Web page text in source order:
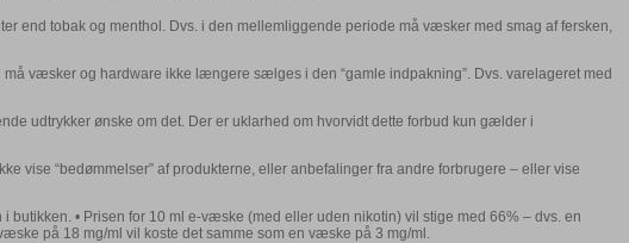
end tobak og menthol. Dvs. i den mellemliggende periode må væsker med smag af fersken,
væsker og hardware ikke længere sælges i den “gamle indpakning”. Dvs. varelageret med
udtrykker ønske om det. Der er uklarhed om hvorvidt dette forbud kun gælder i
vise “bedømmelser” af produkterne, eller anbefalinger fra andre forbrugere – eller vise
butikken. • Prisen for 10 ml e-væske (med eller uden nikotin) vil stige med 66% – dvs. en
på 18 mg/ml vil koste det samme som en væske på 3 mg/ml.